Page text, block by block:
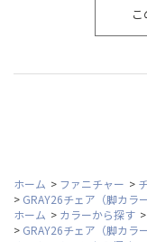
ホーム > ファニチャー >
> GRAY26チェア（脚カラ
ホーム > カラーから探す >
> GRAY26チェア（脚カラ